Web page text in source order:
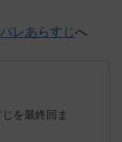
レあらすじへ
を最終回ま